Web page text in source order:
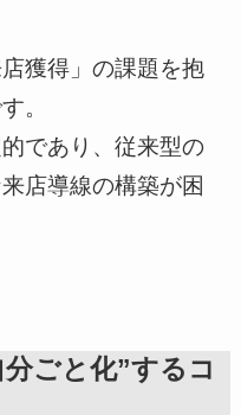
獲得」の課題を抱
。
であり、従来型の
店導線の構築が困
ごと化”するコ